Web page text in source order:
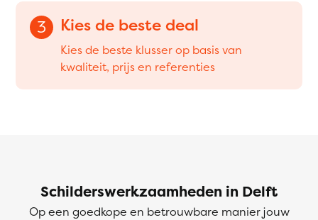
3 Kies de beste deal
Kies de beste klusser op basis van
kwaliteit, prijs en referenties
Schilderswerkzaamheden in Delft
Op een goedkope en betrouwbare manier jouw